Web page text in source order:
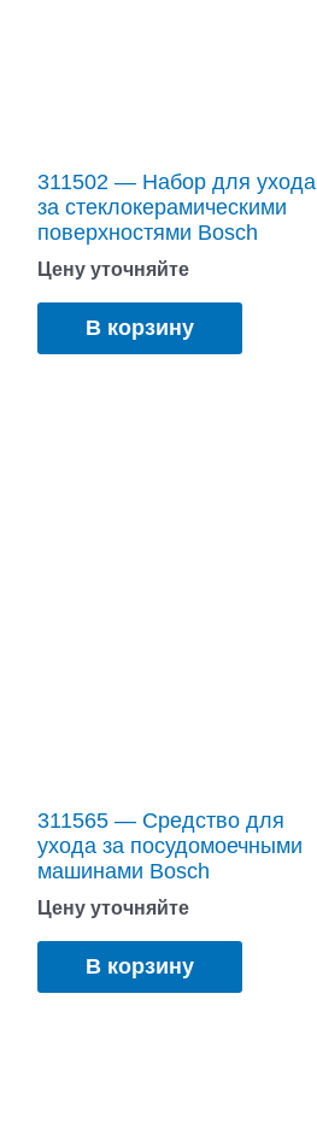
311502 — Набор для ухода
за стеклокерамическими
поверхностями Bosch
Цену уточняйте
В корзину
311565 — Средство для
ухода за посудомоечными
машинами Bosch
Цену уточняйте
В корзину